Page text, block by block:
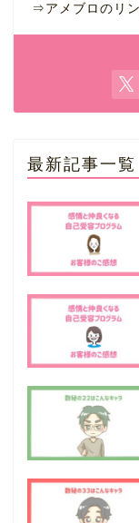
⇒ アメブロのリ
最新記事一覧